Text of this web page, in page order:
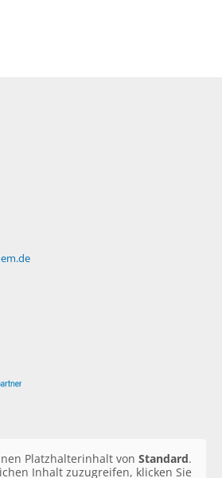
Platzhalterinhalt von Standard.
Inhalt zuzugreifen, klicken Sie